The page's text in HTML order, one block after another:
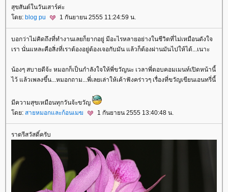
สุขสันต์ในวันเสาร์ค่ะ
ดย: blog pu 1 กันยายน 2555 11:24:59 น.
บอกว่าไม่คิดถึงที่ทำงานเลยก็ยากอยู่ มีอะไรหลายอย่างในชีวิตที่ไม่เหมือนดังใจ
เรา นั่นแหละคือสิ่งที่เราต้องอยู่ต้องเจอกับมัน แล้วก็ต้องผ่านมันไปให้ได้...เนาะ
น้องๆ สบายดีจ้ะ หมอกก็เป็นกำลังใจให้พี่ขวัญนะ เวลาพี่ตอบคอมเมนท์เปิดหน้านี้
ไว้ แล้วเพลงขึ้น...หมอกถาม...พี่เลยเล่าให้เค้าฟังคร่าวๆ เรื่องที่ขวัญเขียนเอนทรี่นี้
มีความสุขเหมือนทุกวันจ้ะขวัญ
ดย: สายหมอกและก้อนเมฆ 1 กันยายน 2555 13:40:48 น.
ราตรีสวัสดิ์ครับ